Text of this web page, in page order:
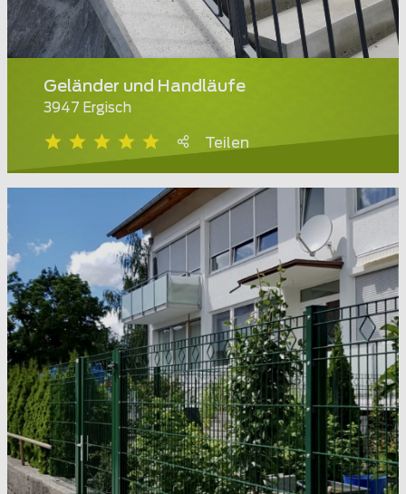
Geländer und Handläufe
3947 Ergisch
Teilen